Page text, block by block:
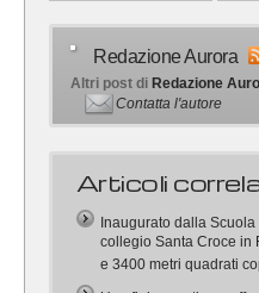
Redazione Aurora
Altri post di Redazione
Contatta l'autore
Articoli
Inaugurato dalla Scuola
collegio Santa Croce in
e 3400 metri quadrati